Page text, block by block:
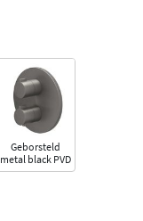
Geborsteld
metal black PVD